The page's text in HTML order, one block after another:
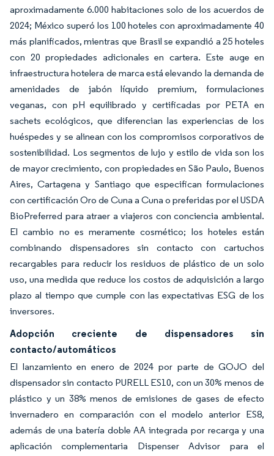
aproximadamente 6.000 habitaciones solo de los acuerdos de
2024; México superó los 100 hoteles con aproximadamente 40
más planificados, mientras que Brasil se expandió a 25 hoteles
con 20 propiedades adicionales en cartera. Este auge en
infraestructura hotelera de marca está elevando la demanda de
amenidades de jabón líquido premium, formulaciones
veganas, con pH equilibrado y certificadas por PETA en
sachets ecológicos, que diferencian las experiencias de los
huéspedes y se alinean con los compromisos corporativos de
sostenibilidad. Los segmentos de lujo y estilo de vida son los
de mayor crecimiento, con propiedades en São Paulo, Buenos
Aires, Cartagena y Santiago que especifican formulaciones
con certificación Oro de Cuna a Cuna o preferidas por el USDA
BioPreferred para atraer a viajeros con conciencia ambiental.
El cambio no es meramente cosmético; los hoteles están
combinando dispensadores sin contacto con cartuchos
recargables para reducir los residuos de plástico de un solo
uso, una medida que reduce los costos de adquisición a largo
plazo al tiempo que cumple con las expectativas ESG de los
inversores.
Adopción creciente de dispensadores sin
contacto/automáticos
El lanzamiento en enero de 2024 por parte de GOJO del
dispensador sin contacto PURELL ES10, con un 30% menos de
plástico y un 38% menos de emisiones de gases de efecto
invernadero en comparación con el modelo anterior ES8,
además de una batería doble AA integrada por recarga y una
aplicación complementaria Dispenser Advisor para el